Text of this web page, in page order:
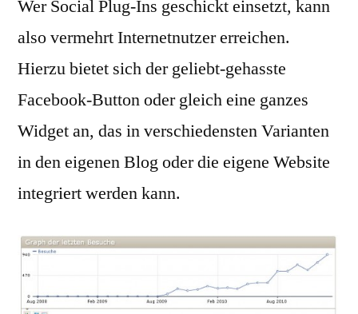
Wer Social Plug-Ins geschickt einsetzt, kann
also vermehrt Internetnutzer erreichen.
Hierzu bietet sich der geliebt-gehasste
Facebook-Button oder gleich eine ganzes
Widget an, das in verschiedensten Varianten
in den eigenen Blog oder die eigene Website
integriert werden kann.